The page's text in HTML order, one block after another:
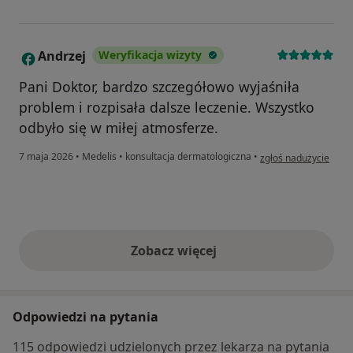
A Andrzej Weryfikacja wizyty
Pani Doktor, bardzo szczegółowo wyjaśniła
problem i rozpisała dalsze leczenie. Wszystko
odbyło się w miłej atmosferze.
7 maja 2026 • Medelis • konsultacja dermatologiczna • w opinii użytkownika
zgłoś nadużycie
Zobacz więcejopinie powyżej
Odpowiedzi na pytania
115 odpowiedzi udzielonych przez lekarza na pytania